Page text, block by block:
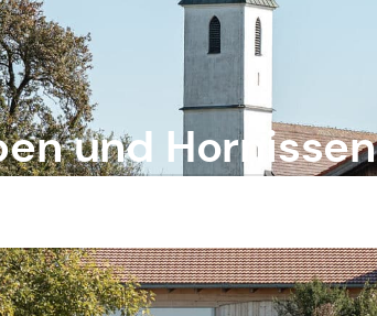
und Hornissen